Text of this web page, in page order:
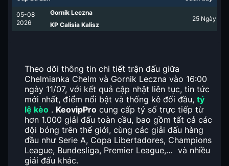
05-08
2026
Gornik Leczna
KP Calisia Kalisz
25 Ngày
Theo dõi thông tin chi tiết trận đấu giữa
Chelmianka Chelm và Gornik Leczna vào 16:00
ngày 11/07, với kết quả cập nhật liên tục, tin tức
mới nhất, điểm nổi bật và thống kê đối đầu, tỷ
lệ kèo . KeovipPro cung cấp tỷ số trực tiếp từ
hơn 1.000 giải đấu toàn cầu, bao gồm tất cả các
đội bóng trên thế giới, cùng các giải đấu hàng
đầu như Serie A, Copa Libertadores, Champions
League, Bundesliga, Premier League,… và nhiều
giải đấu khác.